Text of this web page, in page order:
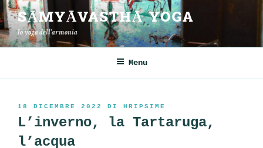
Salta
al
contenuto
SĀMYĀVASTHĀ YOGA
lo yoga dell'armonia
Menu
PUBBLICATO
IL
18 DICEMBRE 2022 DI HRIPSIME
L’inverno, la Tartaruga,
l’acqua